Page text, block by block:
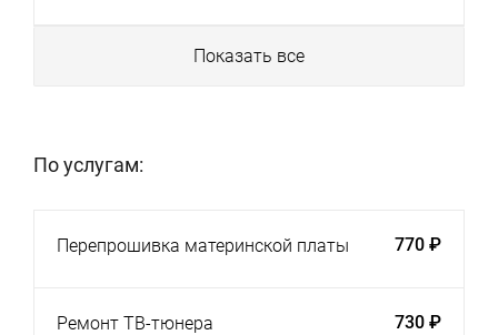
Показать все
По услугам:
Перепрошивка материнской платы 770 ₽
Ремонт ТВ-тюнера 730 ₽